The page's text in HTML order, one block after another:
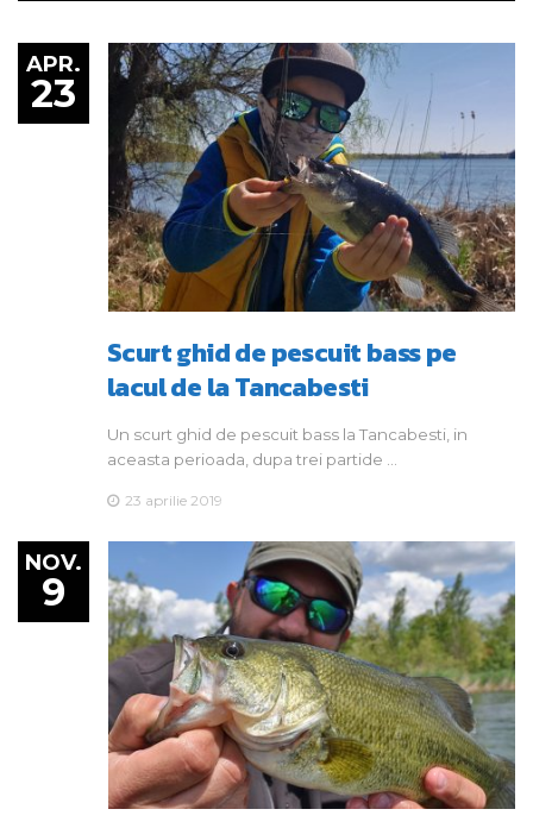
PESCUIT LA PASTRAV
PESCUIT LA SALAU
PESCUIT LA STIUCA
APR.
23
Scurt ghid de pescuit bass pe
lacul de la Tancabesti
Un scurt ghid de pescuit bass la Tancabesti, in
aceasta perioada, dupa trei partide …
23 aprilie 2019
NOV.
9